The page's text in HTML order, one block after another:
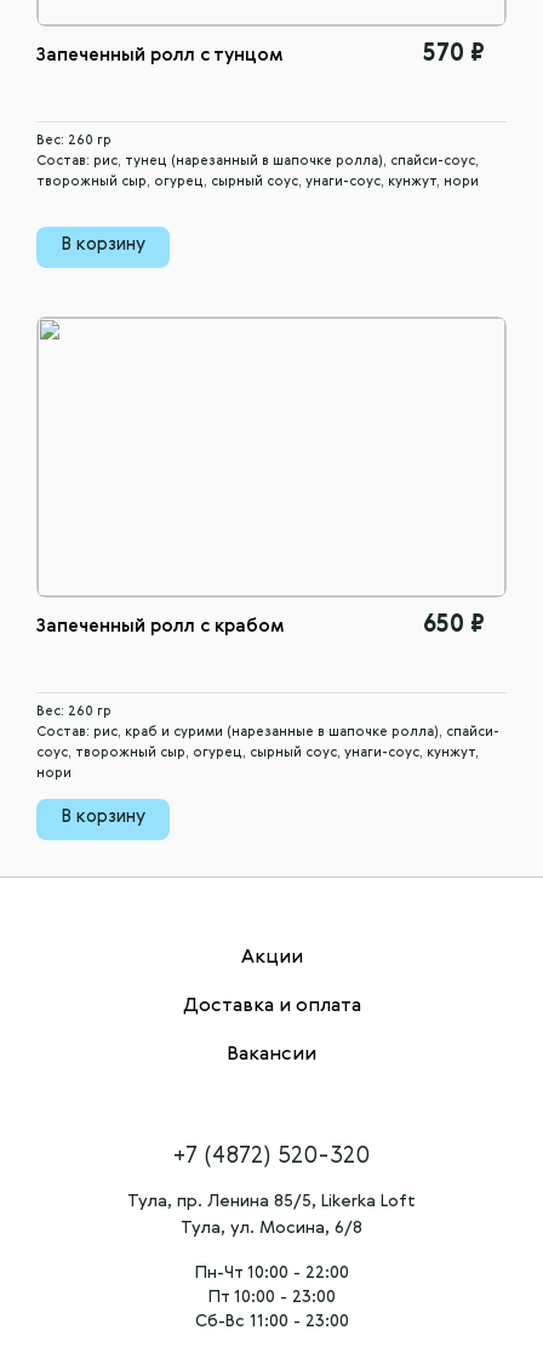
Запеченный ролл с тунцом 570 ₽
Вес: 260 гр
Состав: рис, тунец (нарезанный в шапочке ролла), спайси-соус,
творожный сыр, огурец, сырный соус, унаги-соус, кунжут, нори
В корзину
Запеченный ролл с крабом 650 ₽
Вес: 260 гр
Состав: рис, краб и сурими (нарезанные в шапочке ролла), спайси-
соус, творожный сыр, огурец, сырный соус, унаги-соус, кунжут,
нори
В корзину
Акции
Доставка и оплата
Вакансии
+7 (4872) 520-320
Тула, пр. Ленина 85/5, Likerka Loft
Тула, ул. Мосина, 6/8
Пн-Чт 10:00 - 22:00
Пт 10:00 - 23:00
Сб-Вс 11:00 - 23:00